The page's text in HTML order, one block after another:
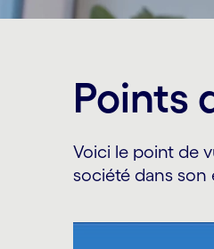
Points
Voici le point de
société dans son